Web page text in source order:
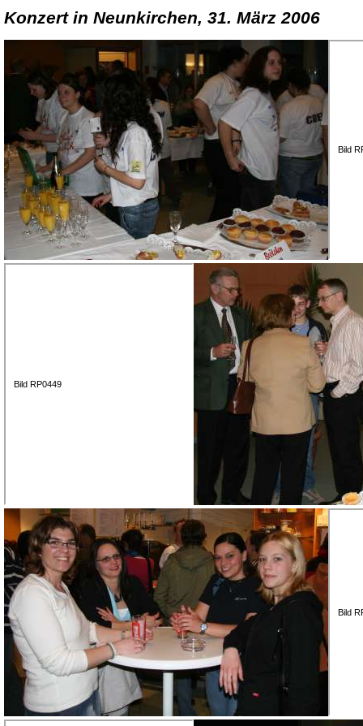
Konzert in Neunkirchen, 31. März 2006
Bild
Bild RP0449
Bild